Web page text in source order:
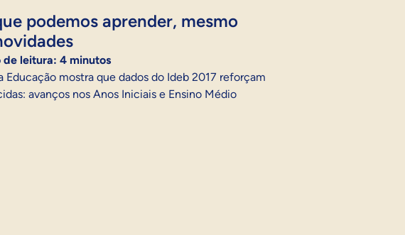
podemos aprender, mesmo
de leitura: 4 minutos
Educação mostra que dados do Ideb 2017 reforçam
avanços nos Anos Iniciais e Ensino Médio